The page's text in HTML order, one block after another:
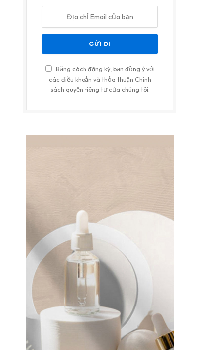
Bằng cách đăng ký, bạn đồng ý với
các điều khoản và thỏa thuận Chính
sách quyền riêng tư của chúng tôi.